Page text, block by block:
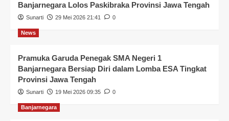
Banjarnegara Lolos Paskibraka Provinsi Jawa Tengah
Sunarti 29 Mei 2026 21:41 0
News
Pramuka Garuda Penegak SMA Negeri 1
Banjarnegara Bersiap Diri dalam Lomba ESA Tingkat
Provinsi Jawa Tengah
Sunarti 19 Mei 2026 09:35 0
Banjarnegara